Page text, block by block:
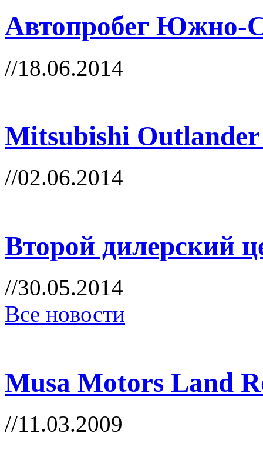
Автопробег Южно-
//18.06.2014
Mitsubishi
//02.06.2014
Второй дилерский
//30.05.2014
Все новости
Musa Motors Land
//11.03.2009